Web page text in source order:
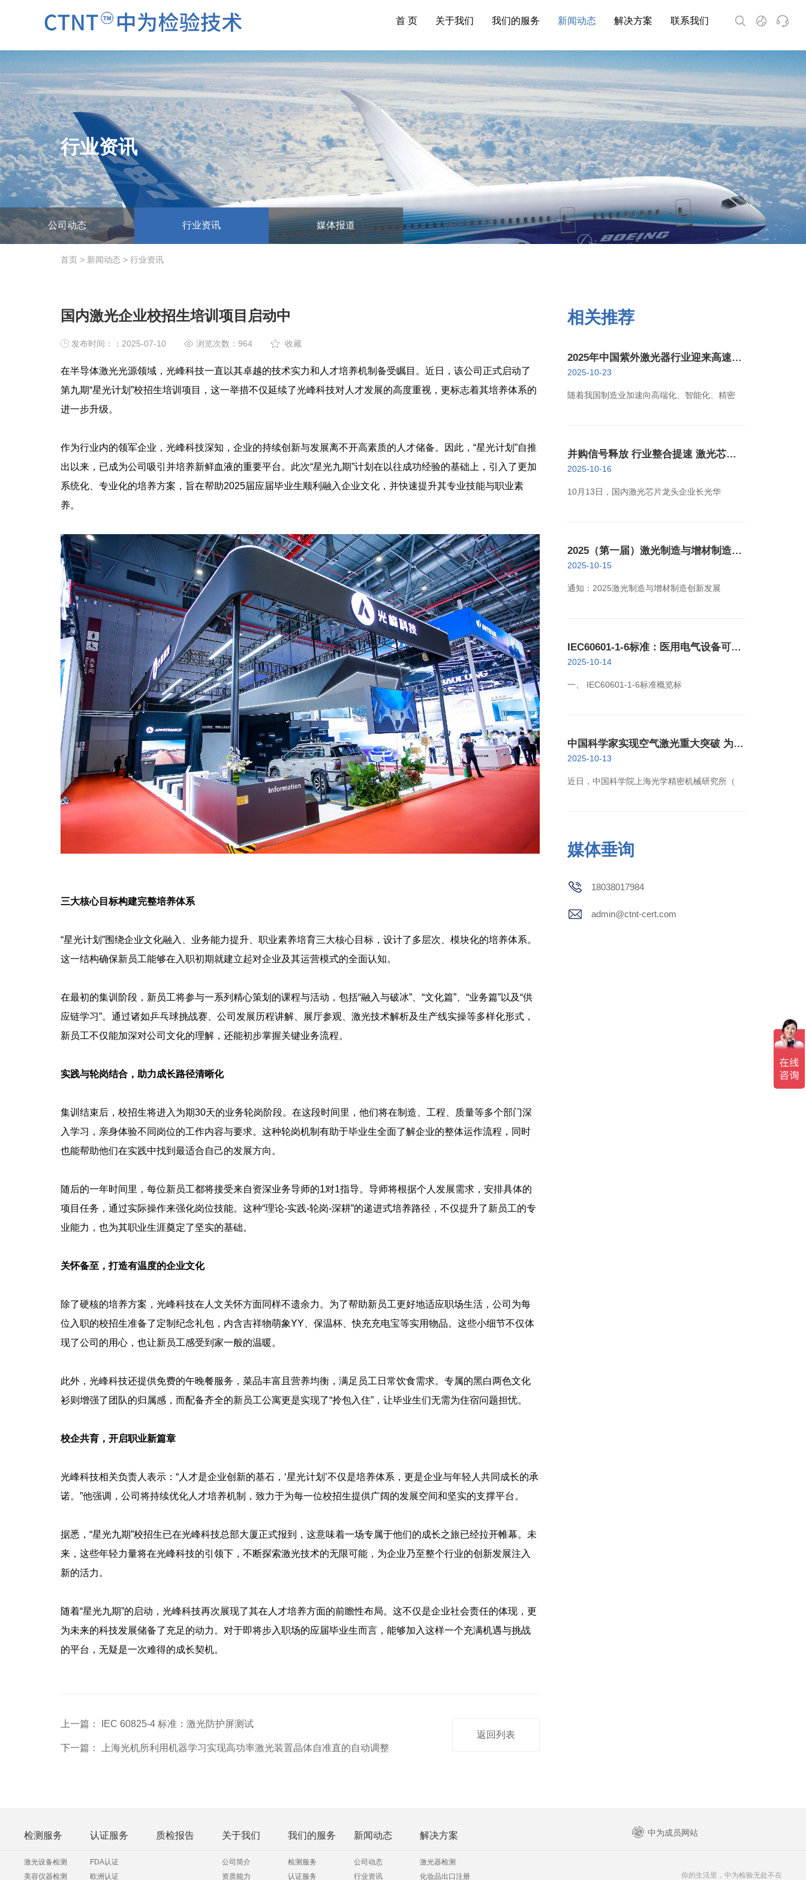
首 页 关于我们 我们的服务 新闻动态 解决方案 联系我们
行业资讯
公司动态 行业资讯 媒体报道
首页> 新闻动态> 行业资讯
国内激光企业校招生培训项目启动中
发布时间：：2025-07-10 浏览次数： 964 收藏
在半导体激光光源领域，光峰科技一直以其卓越的技术实力和人才培养机制备受瞩目。近日，该公司正式启动了
第九期“星光计划”校招生培训项目，这一举措不仅延续了光峰科技对人才发展的高度重视，更标志着其培养体系的
进一步升级。
作为行业内的领军企业，光峰科技深知，企业的持续创新与发展离不开高素质的人才储备。因此，“星光计划”自推
出以来，已成为公司吸引并培养新鲜血液的重要平台。此次“星光九期”计划在以往成功经验的基础上，引入了更加
系统化、专业化的培养方案，旨在帮助2025届应届毕业生顺利融入企业文化，并快速提升其专业技能与职业素
养。
三大核心目标构建完整培养体系
“星光计划”围绕企业文化融入、业务能力提升、职业素养培育三大核心目标，设计了多层次、模块化的培养体系。
这一结构确保新员工能够在入职初期就建立起对企业及其运营模式的全面认知。
在最初的集训阶段，新员工将参与一系列精心策划的课程与活动，包括“融入与破冰”、“文化篇”、“业务篇”以及“供
应链学习”。通过诸如乒乓球挑战赛、公司发展历程讲解、展厅参观、激光技术解析及生产线实操等多样化形式，
新员工不仅能加深对公司文化的理解，还能初步掌握关键业务流程。
实践与轮岗结合，助力成长路径清晰化
集训结束后，校招生将进入为期30天的业务轮岗阶段。在这段时间里，他们将在制造、工程、质量等多个部门深
入学习，亲身体验不同岗位的工作内容与要求。这种轮岗机制有助于毕业生全面了解企业的整体运作流程，同时
也能帮助他们在实践中找到最适合自己的发展方向。
随后的一年时间里，每位新员工都将接受来自资深业务导师的1对1指导。导师将根据个人发展需求，安排具体的
项目任务，通过实际操作来强化岗位技能。这种“理论-实践-轮岗-深耕”的递进式培养路径，不仅提升了新员工的专
业能力，也为其职业生涯奠定了坚实的基础。
关怀备至，打造有温度的企业文化
除了硬核的培养方案，光峰科技在人文关怀方面同样不遗余力。为了帮助新员工更好地适应职场生活，公司为每
位入职的校招生准备了定制纪念礼包，内含吉祥物萌象YY、保温杯、快充充电宝等实用物品。这些小细节不仅体
现了公司的用心，也让新员工感受到家一般的温暖。
此外，光峰科技还提供免费的午晚餐服务，菜品丰富且营养均衡，满足员工日常饮食需求。专属的黑白两色文化
衫则增强了团队的归属感，而配备齐全的新员工公寓更是实现了“拎包入住”，让毕业生们无需为住宿问题担忧。
校企共育，开启职业新篇章
光峰科技相关负责人表示：“人才是企业创新的基石，‘星光计划’不仅是培养体系，更是企业与年轻人共同成长的承
诺。”他强调，公司将持续优化人才培养机制，致力于为每一位校招生提供广阔的发展空间和坚实的支撑平台。
据悉，“星光九期”校招生已在光峰科技总部大厦正式报到，这意味着一场专属于他们的成长之旅已经拉开帷幕。未
来，这些年轻力量将在光峰科技的引领下，不断探索激光技术的无限可能，为企业乃至整个行业的创新发展注入
新的活力。
随着“星光九期”的启动，光峰科技再次展现了其在人才培养方面的前瞻性布局。这不仅是企业社会责任的体现，更
为未来的科技发展储备了充足的动力。对于即将步入职场的应届毕业生而言，能够加入这样一个充满机遇与挑战
的平台，无疑是一次难得的成长契机。
上一篇： IEC 60825-4 标准：激光防护屏测试
下一篇： 上海光机所利用机器学习实现高功率激光装置晶体自准直的自动调整
返回列表
相关推荐
2025年中国紫外激光器行业迎来高速增
长新阶段
2025-10-23
随着我国制造业加速向高端化、智能化、精密
并购信号释放 行业整合提速 激光芯片
产业迈向高质量发展新阶段
2025-10-16
10月13日，国内激光芯片龙头企业长光华
2025（第一届）激光制造与增材制造创
新发展大会11月29日举办
2025-10-15
通知：2025激光制造与增材制造创新发展
IEC60601-1-6标准：医用电气设备可用
性检测
2025-10-14
一、 IEC60601-1-6标准概览标
中国科学家实现空气激光重大突破 为高
灵敏气体探测开辟新路径
2025-10-13
近日，中国科学院上海光学精密机械研究所（
媒体垂询
18038017984
admin@ctnt-cert.com
检测服务
激光设备检测
美容仪器检测
认证服务
FDA认证
欧洲认证
质检报告 关于我们
公司简介
资质能力
我们的服务
检测服务
认证服务
新闻动态
公司动态
行业资讯
解决方案
激光器检测
化妆品出口注册
中为成员网站
你的生活里，中为检验无处不在